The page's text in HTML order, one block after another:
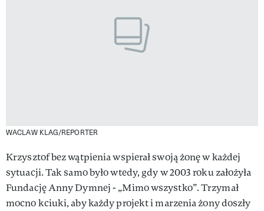
WACLAW KLAG/REPORTER
Krzysztof bez wątpienia wspierał swoją żonę w każdej
sytuacji. Tak samo było wtedy, gdy w 2003 roku założyła
Fundację Anny Dymnej - „Mimo wszystko”. Trzymał
mocno kciuki, aby każdy projekt i marzenia żony doszły